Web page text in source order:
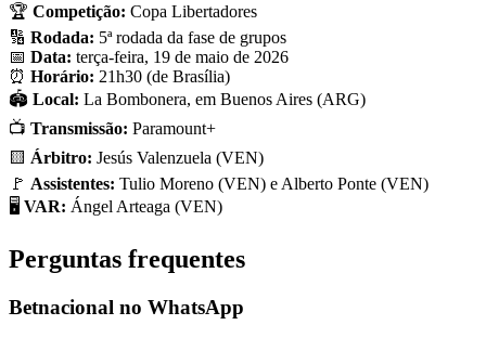
🏆 Competição: Copa Libertadores
🔢 Rodada: 5ª rodada da fase de grupos
📅 Data: terça-feira, 19 de maio de 2026
⏰ Horário: 21h30 (de Brasília)
🏟️ Local: La Bombonera, em Buenos Aires (ARG)
📺 Transmissão: Paramount+
🟨 Árbitro: Jesús Valenzuela (VEN)
🚩 Assistentes: Tulio Moreno (VEN) e Alberto Ponte (VEN)
🖥️ VAR: Ángel Arteaga (VEN)
Perguntas frequentes
Betnacional no WhatsApp